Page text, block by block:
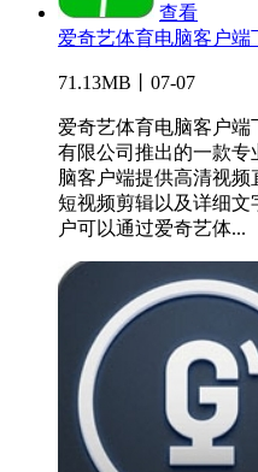
查看
爱奇艺体育电脑客户端
71.13MB丨07-07
爱奇艺体育电脑客户
有限公司推出的一款
脑客户端提供高清视
短视频剪辑以及详细文
户可以通过爱奇艺体...